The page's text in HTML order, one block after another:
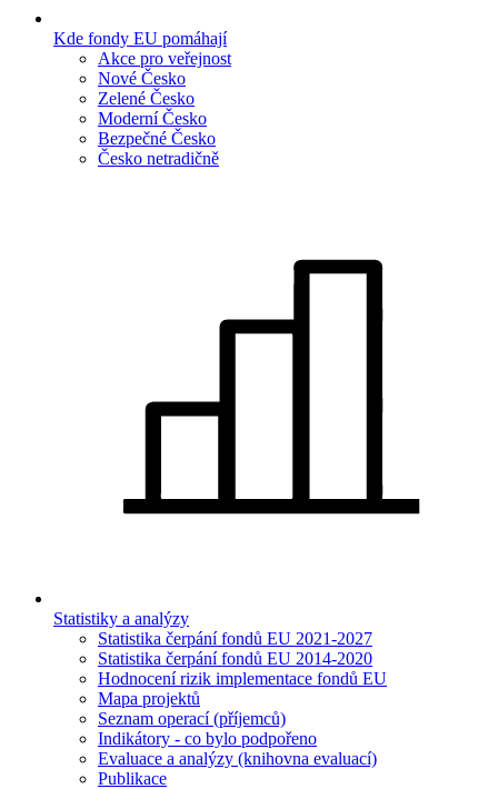
Kde fondy EU pomáhají
Akce pro veřejnost
Nové Česko
Zelené Česko
Moderní Česko
Bezpečné Česko
Česko netradičně
Statistiky a analýzy
Statistika čerpání fondů EU 2021-2027
Statistika čerpání fondů EU 2014-2020
Hodnocení rizik implementace fondů EU
Mapa projektů
Seznam operací (příjemců)
Indikátory - co bylo podpořeno
Evaluace a analýzy (knihovna evaluací)
Publikace